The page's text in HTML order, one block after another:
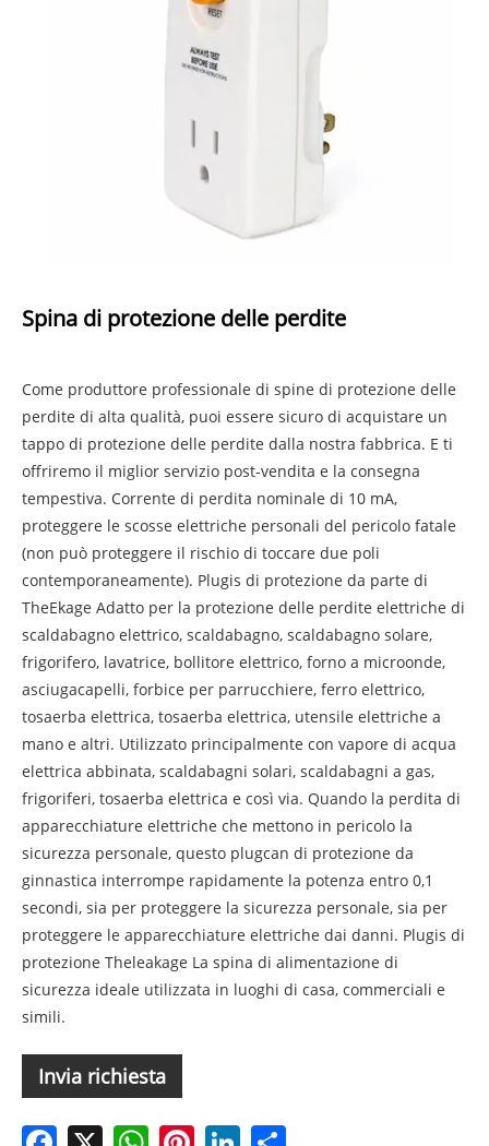
Spina di protezione delle perdite
Come produttore professionale di spine di protezione delle
perdite di alta qualità, puoi essere sicuro di acquistare un
tappo di protezione delle perdite dalla nostra fabbrica. E ti
offriremo il miglior servizio post-vendita e la consegna
tempestiva. Corrente di perdita nominale di 10 mA,
proteggere le scosse elettriche personali del pericolo fatale
(non può proteggere il rischio di toccare due poli
contemporaneamente). Plugis di protezione da parte di
TheEkage Adatto per la protezione delle perdite elettriche di
scaldabagno elettrico, scaldabagno, scaldabagno solare,
frigorifero, lavatrice, bollitore elettrico, forno a microonde,
asciugacapelli, forbice per parrucchiere, ferro elettrico,
tosaerba elettrica, tosaerba elettrica, utensile elettriche a
mano e altri. Utilizzato principalmente con vapore di acqua
elettrica abbinata, scaldabagni solari, scaldabagni a gas,
frigoriferi, tosaerba elettrica e così via. Quando la perdita di
apparecchiature elettriche che mettono in pericolo la
sicurezza personale, questo plugcan di protezione da
ginnastica interrompe rapidamente la potenza entro 0,1
secondi, sia per proteggere la sicurezza personale, sia per
proteggere le apparecchiature elettriche dai danni. Plugis di
protezione Theleakage La spina di alimentazione di
sicurezza ideale utilizzata in luoghi di casa, commerciali e
simili.
Invia richiesta
Facebook WhatsAppPinterestLinkedIn